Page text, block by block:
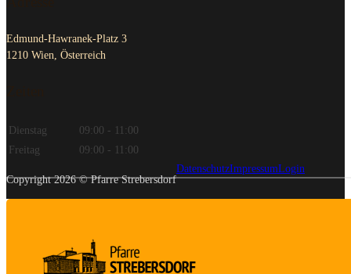
Edmund-Hawranek-Platz 3
1210 Wien, Österreich
Dienstag
09:00 - 11:00
Freitag
09:00 - 11:00
Copyright 2026 © Pfarre Strebersdorf
DatenschutzImpressumLogin